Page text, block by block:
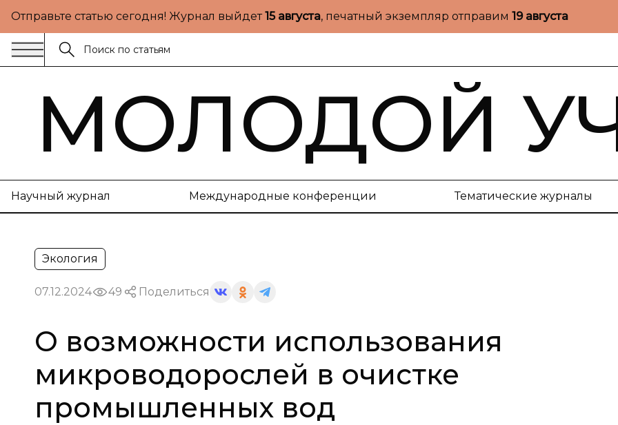
Отправьте статью сегодня! Журнал выйдет15 августа, печатный экземпляр отправим 19 августа
МОЛОДОЙ
Научный журнал Международные конференции Тематические журналы
Экология
07.12.2024 49 Поделиться
О возможности использования
микроводорослей в очистке
промышленных вод